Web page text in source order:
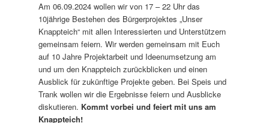
Am 06.09.2024 wollen wir von 17 – 22 Uhr das
10jährige Bestehen des Bürgerprojektes „Unser
Knappteich“ mit allen Interessierten und Unterstützern
gemeinsam feiern. Wir werden gemeinsam mit Euch
auf 10 Jahre Projektarbeit und Ideenumsetzung am
und um den Knappteich zurückblicken und einen
Ausblick für zukünftige Projekte geben. Bei Speis und
Trank wollen wir die Ergebnisse feiern und Ausblicke
diskutieren. Kommt vorbei und feiert mit uns am
Knappteich!